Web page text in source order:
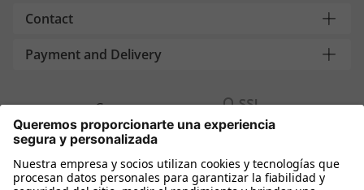
Contact
Payment and Delivery
Compra segura con
Más tiendas online